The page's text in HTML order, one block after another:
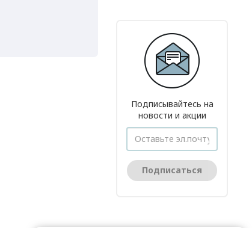
Подписывайтесь на
новости и акции
Подписаться